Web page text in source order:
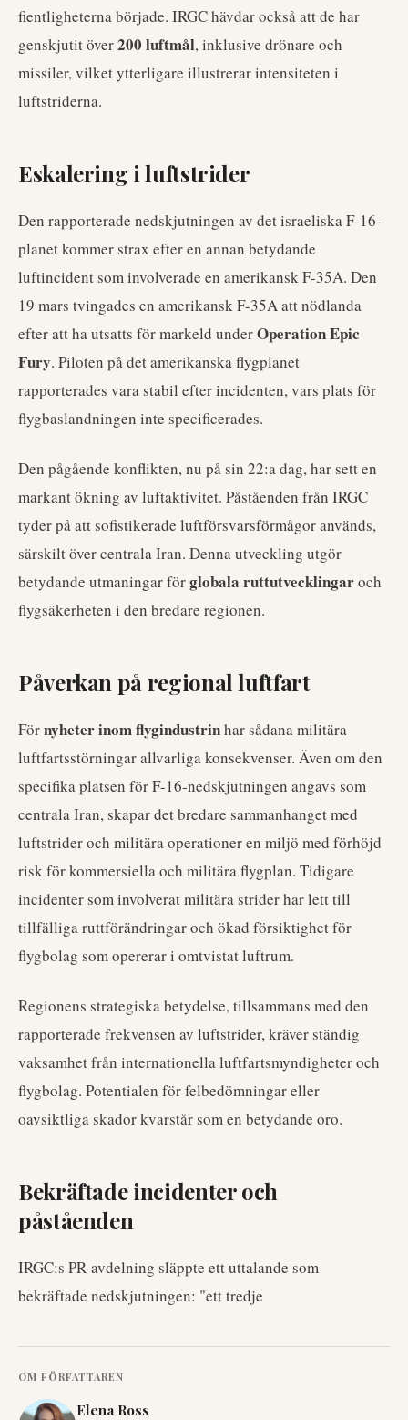
fientligheterna började. IRGC hävdar också att de har
genskjutit över200 luftmål, inklusive drönare och
missiler, vilket ytterligare illustrerar intensiteten i
luftstriderna.
Eskalering i luftstrider
Den rapporterade nedskjutningen av det israeliska F-16-
planet kommer strax efter en annan betydande
luftincident som involverade en amerikansk F-35A. Den
19 mars tvingades en amerikansk F-35A att nödlanda
efter att ha utsatts för markeld underOperation Epic
Fury. Piloten på det amerikanska flygplanet
rapporterades vara stabil efter incidenten, vars plats för
flygbaslandningen inte specificerades.
Den pågående konflikten, nu på sin 22:a dag, har sett en
markant ökning av luftaktivitet. Påståenden från IRGC
tyder på att sofistikerade luftförsvarsförmågor används,
särskilt över centrala Iran. Denna utveckling utgör
betydande utmaningar förglobala ruttutvecklingaroch
flygsäkerheten i den bredare regionen.
Påverkan på regional luftfart
Förnyheter inom flygindustrinhar sådana militära
luftfartsstörningar allvarliga konsekvenser. Även om den
specifika platsen för F-16-nedskjutningen angavs som
centrala Iran, skapar det bredare sammanhanget med
luftstrider och militära operationer en miljö med förhöjd
risk för kommersiella och militära flygplan. Tidigare
incidenter som involverat militära strider har lett till
tillfälliga ruttförändringar och ökad försiktighet för
flygbolag som opererar i omtvistat luftrum.
Regionens strategiska betydelse, tillsammans med den
rapporterade frekvensen av luftstrider, kräver ständig
vaksamhet från internationella luftfartsmyndigheter och
flygbolag. Potentialen för felbedömningar eller
oavsiktliga skador kvarstår som en betydande oro.
Bekräftade incidenter och
påståenden
IRGC:s PR-avdelning släppte ett uttalande som
bekräftade nedskjutningen: "ett tredje
OM FÖRFATTAREN
Elena Ross